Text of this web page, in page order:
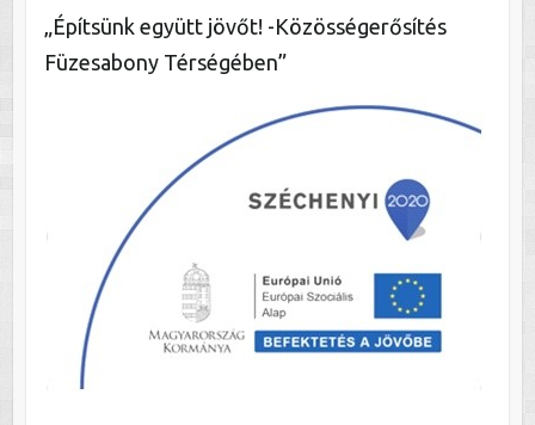
„Építsünk együtt jövőt! -Közösségerősítés
Füzesabony Térségében”